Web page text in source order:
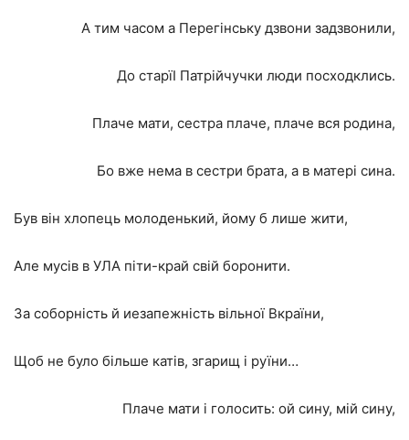
А тим часом а Перегінську дзвони задзвонили,
До старїI Патрійчучки люди посходклись.
Плаче мати, сестра плаче, плаче вся родина,
Бо вже нема в сестри брата, а в матері сина.
Був він хлопець молоденький, йому б лише жити,
Але мусів в УЛА піти-край свій боронити.
За соборність й иезапежність вільної Вкраїни,
Щоб не було більше катів, згарищ і руїни…
Плаче мати і голосить: ой сину, мій сину,